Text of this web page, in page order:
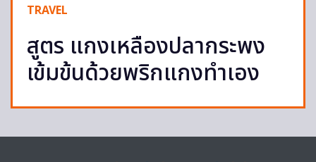
TRAVEL
สูตร แกงเหลืองปลากระพง
เข้มข้นด้วยพริกแกงทำเอง